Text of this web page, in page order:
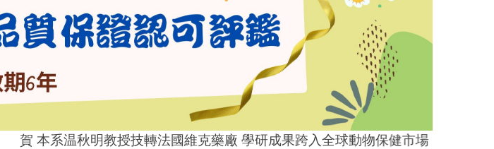
賀 本系温秋明教授技轉法國維克藥廠 學研成果跨入全球動物保健市場